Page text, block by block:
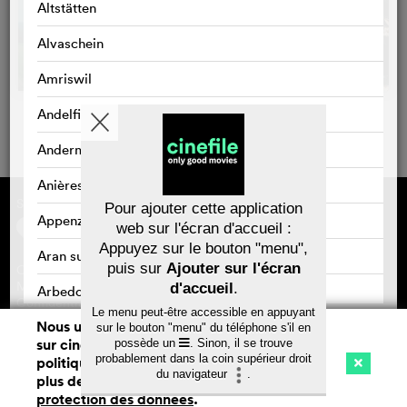
Cinéma Streaming Watchlist (
Altstätten
Alvaschein
Amriswil
Andelfingen
Andermatt
Anières
Appenzell
Aran sur Vilette
Arbedo
Arbedo-Castione
Arbon
Arlesheim
Sauvegarder
Sponsorisé par
Contact
Mentions légales
Confidentialité des données
À propos de cinefile
S'inscrire/s'abonner
Newsletter
FAQ
Bons-cadeaux
Nous utilisons des cookies. En naviguant
sur cinefile.ch, vous acceptez notre
politique d'utilisation des cookies. Pour
plus de détails, voir notredéclaration de
protection des données.
Pour ajouter cette application
web sur l'écran d'accueil :
Appuyez sur le bouton "menu",
puis sur Ajouter sur l'écran
d'accueil.
Le menu peut-être accessible en appuyant
sur le bouton "menu" du téléphone s'il en
possède un
. Sinon, il se trouve
probablement dans la coin supérieur droit
du navigateur
.